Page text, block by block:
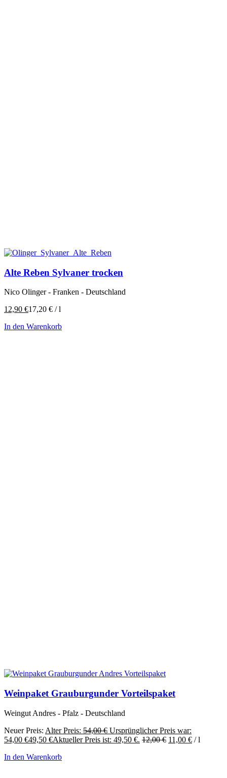
Alte Reben Sylvaner trocken
Nico Olinger - Franken - Deutschland
12,90 €17,20 € /l
In den Warenkorb
Weinpaket Grauburgunder Vorteilspaket
Weingut Andres - Pfalz - Deutschland
Neuer Preis: Alter Preis: 54,00€ Ursprünglicher Preis war:
54,00 €49,50 €Aktueller Preis ist: 49,50 €. 12,00€ 11,00 € /l
In den Warenkorb